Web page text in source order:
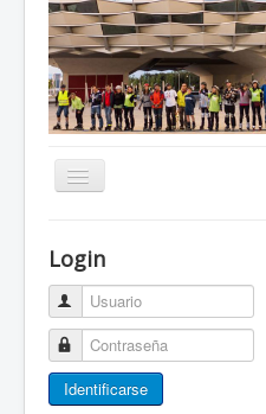
Cambiar
Patines Solidarios
¿Cómo asociarme? Ventajas
Movilidad en patines F.A.Q.
Login
Usuario
Contraseña
Identificarse